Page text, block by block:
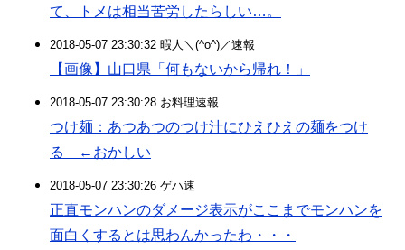
て、トメは相当苦労したらしい…。
2018-05-07 23:30:32 暇人＼(^o^)／速報
【画像】山口県「何もないから帰れ！」
2018-05-07 23:30:28 お料理速報
つけ麺：あつあつのつけ汁にひえひえの麺をつけ
る ←おかしい
2018-05-07 23:30:26 ゲハ速
正直モンハンのダメージ表示がここまでモンハンを
面白くするとは思わんかったわ・・・